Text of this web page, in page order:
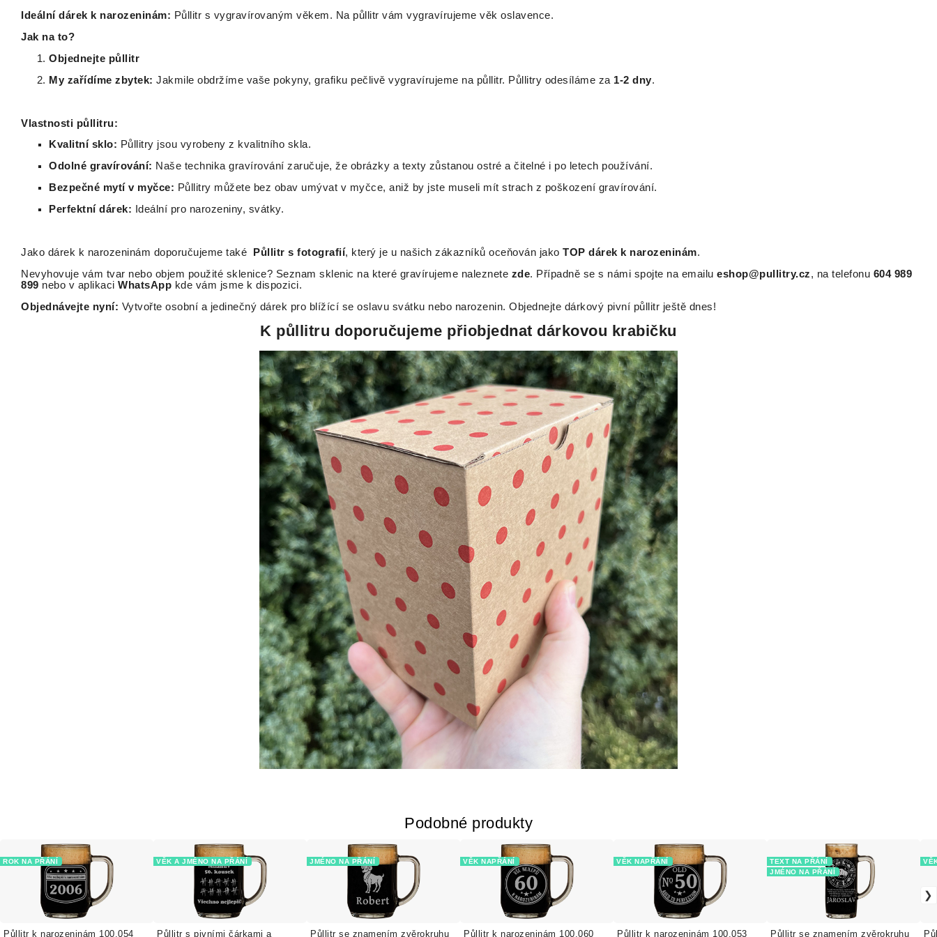
Ideální dárek k narozeninám: Půllitr s vygravírovaným věkem. Na půllitr vám vygravírujeme věk oslavence.
Jak na to?
Objednejte půllitr
My zařídíme zbytek: Jakmile obdržíme vaše pokyny, grafiku pečlivě vygravírujeme na půllitr. Půllitry odesíláme za 1-2 dny.
Vlastnosti půllitru:
Kvalitní sklo: Půllitry jsou vyrobeny z kvalitního skla.
Odolné gravírování: Naše technika gravírování zaručuje, že obrázky a texty zůstanou ostré a čitelné i po letech používání.
Bezpečné mytí v myčce: Půllitry můžete bez obav umývat v myčce, aniž by jste museli mít strach z poškození gravírování.
Perfektní dárek: Ideální pro narozeniny, svátky.
Jako dárek k narozeninám doporučujeme také Půllitr s fotografií, který je u našich zákazníků oceňován jako TOP dárek k narozeninám.
Nevyhovuje vám tvar nebo objem použité sklenice? Seznam sklenic na které gravírujeme naleznete zde. Případně se s námi spojte na emailu eshop@pullitry.cz, na telefonu 604 989
899 nebo v aplikaci WhatsApp kde vám jsme k dispozici.
Objednávejte nyní: Vytvořte osobní a jedinečný dárek pro blížící se oslavu svátku nebo narozenin. Objednejte dárkový pivní půllitr ještě dnes!
K půllitru doporučujeme přiobjednat dárkovou krabičku
Podobné produkty
Půllitr k narozeninám 100.054
ROK NA PŘÁNÍ
Půllitr s pivními čárkami a
VĚK A JMÉNO NA PŘÁNÍ
Půllitr se znamením zvěrokruhu
JMÉNO NA PŘÁNÍ
Půllitr k narozeninám 100.060
VĚK NAPŘÁNÍ
Půllitr k narozeninám 100.053
VĚK NAPŘÁNÍ
Půllitr se znamením zvěrokruhu
TEXT NA PŘÁNÍ
JMÉNO NA PŘÁNÍ